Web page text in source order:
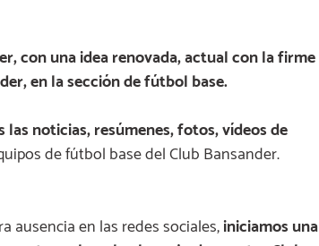
con una idea renovada, actual con la firme
en la sección de fútbol base.
noticias, resúmenes, fotos, vídeos de
de fútbol base del Club Bansander.
ausencia en las redes sociales,iniciamos una